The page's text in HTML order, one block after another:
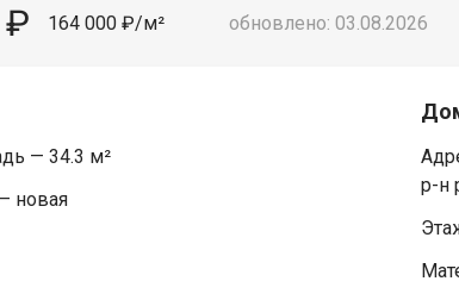
₽
164 000 ₽/м² обновлено: 03.08.2026
— 34.3 м²
новая
р-н